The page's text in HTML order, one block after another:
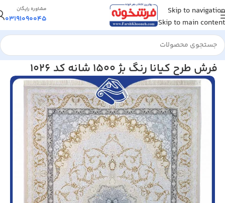
Skip to navigation
Skip to main content
مشاوره رایگان
03191090045
خانه/فرش ماشینی/فرش 1500 شانه
فرش طرح کیانا رنگ بژ 1500 شانه کد 1026